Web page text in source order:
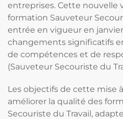
entreprises. Cette nouvelle
formation Sauveteur
entrée en vigueur en
changements significatifs
de compétences et de
(Sauveteur Secouriste du
Les objectifs de cette mise
améliorer la qualité des
Secouriste du Travail,